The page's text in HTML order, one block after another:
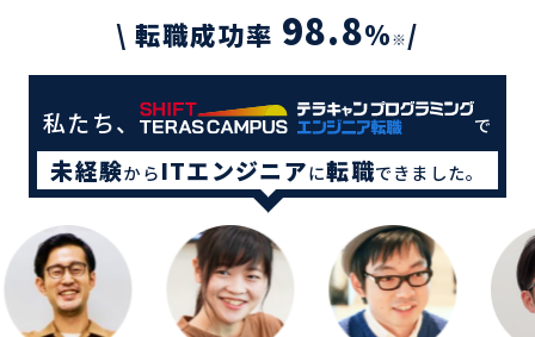
\ 転職成功率 98.8%※/
私たち、 で
未経験からITエンジニアに転職できました。